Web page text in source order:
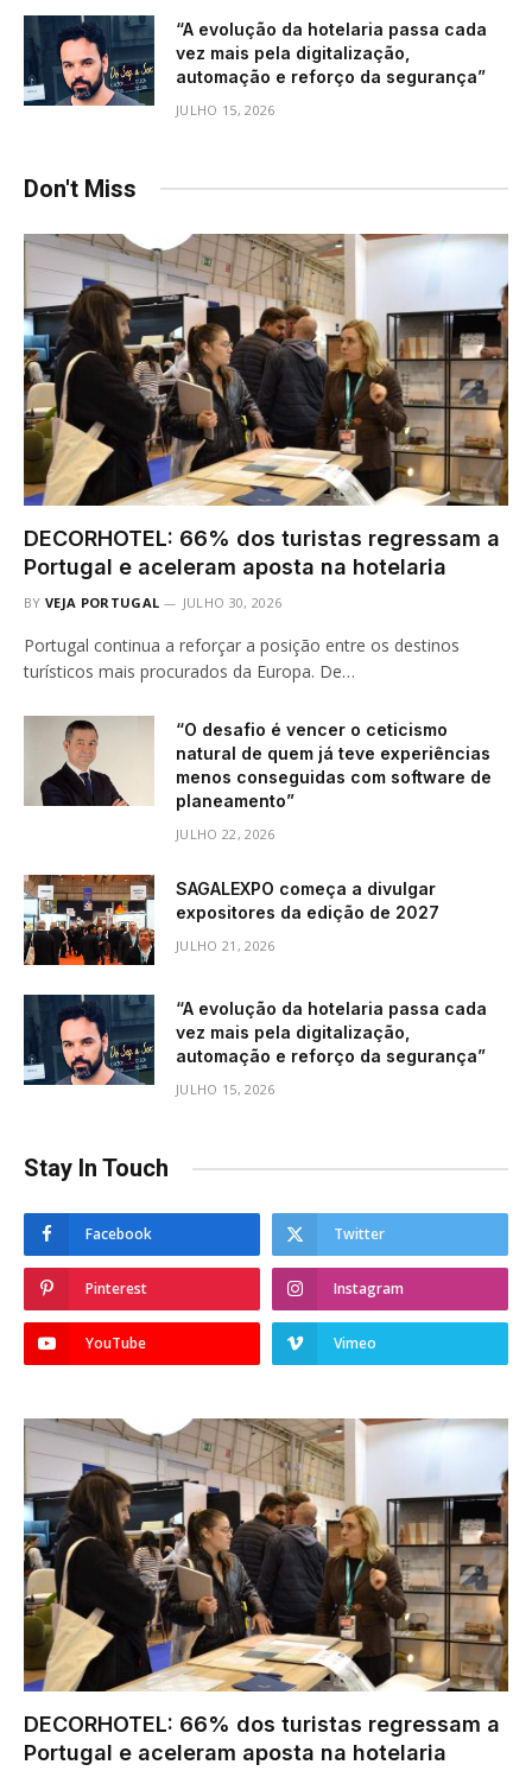
“A evolução da hotelaria passa cada
vez mais pela digitalização,
automação e reforço da segurança”
JULHO 15, 2026
Don't Miss
DECORHOTEL: 66% dos turistas regressam a
Portugal e aceleram aposta na hotelaria
BY VEJA PORTUGAL JULHO 30, 2026
Portugal continua a reforçar a posição entre os destinos
turísticos mais procurados da Europa. De…
“O desafio é vencer o ceticismo
natural de quem já teve experiências
menos conseguidas com software de
planeamento”
JULHO 22, 2026
SAGALEXPO começa a divulgar
expositores da edição de 2027
JULHO 21, 2026
“A evolução da hotelaria passa cada
vez mais pela digitalização,
automação e reforço da segurança”
JULHO 15, 2026
Stay In Touch
Facebook Twitter
Pinterest Instagram
YouTube Vimeo
DECORHOTEL: 66% dos turistas regressam a
Portugal e aceleram aposta na hotelaria